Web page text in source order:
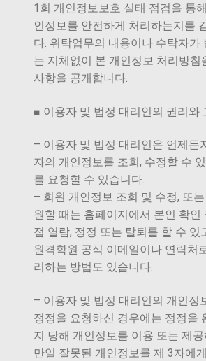
1회 개인정보보호 실태 점검을 통
인정보를 안전하게 처리하는지를
다. 위탁업무의 내용이나 수탁자가
는 지체없이 본 개인정보 처리방침
사항을 공개합니다.
■ 이용자 및 법정 대리인의 권리와
– 이용자 및 법정 대리인은 언제든
자의 개인정보를 조회, 수정할 수
를 요청할 수 있습니다.
– 회원 개인정보 조회 및 수정, 또
원할 때는 홈페이지에서 본인 확인
접 열람, 정정 또는 탈퇴를 할 수 있
원격학원 공식 이메일이나 연락처
리하는 방법도 있습니다.
– 이용자 및 법정 대리인의 개인정
정정을 요청하신 경우에는 정정을
지 당해 개인정보를 이용 또는 제
만일 잘못된 개인정보를 제 3자에